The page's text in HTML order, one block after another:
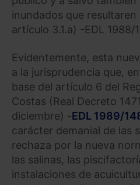
inundados que
artículo 3.1.a) -EDL 1988/
Evidentemente, esta
a la jurisprudencia que,
base del artículo 6 del
Costas (Real Decreto
diciembre) -EDL 1989/
carácter demanial de las
rechaza por la nueva
las salinas, las
instalaciones de